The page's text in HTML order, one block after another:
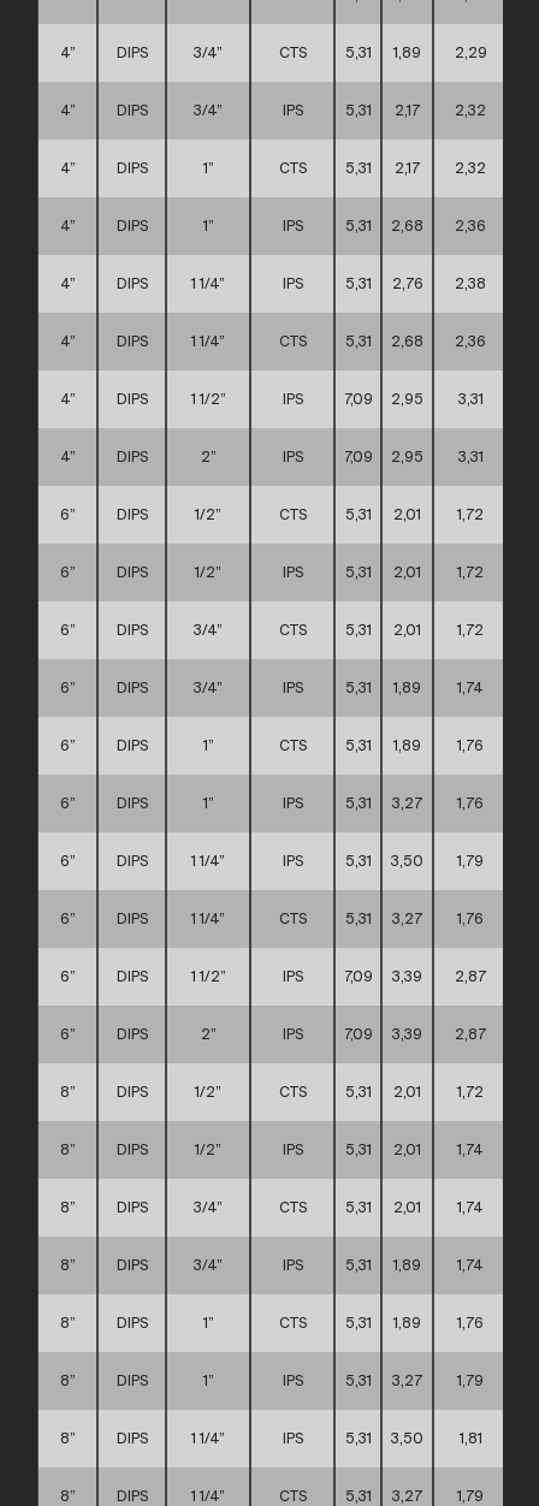
4” DIPS 3/4” CTS 5,31 1,89 2,29
4” DIPS 3/4” IPS 5,31 2,17 2,32
4” DIPS 1” CTS 5,31 2,17 2,32
4” DIPS 1” IPS 5,31 2,68 2,36
4” DIPS 1 1/4” IPS 5,31 2,76 2,38
4” DIPS 1 1/4” CTS 5,31 2,68 2,36
4” DIPS 1 1/2” IPS 7,09 2,95 3,31
4” DIPS 2” IPS 7,09 2,95 3,31
6” DIPS 1/2” CTS 5,31 2,01 1,72
6” DIPS 1/2” IPS 5,31 2,01 1,72
6” DIPS 3/4” CTS 5,31 2,01 1,72
6” DIPS 3/4” IPS 5,31 1,89 1,74
6” DIPS 1” CTS 5,31 1,89 1,76
6” DIPS 1” IPS 5,31 3,27 1,76
6” DIPS 1 1/4” IPS 5,31 3,50 1,79
6” DIPS 1 1/4” CTS 5,31 3,27 1,76
6” DIPS 1 1/2” IPS 7,09 3,39 2,87
6” DIPS 2” IPS 7,09 3,39 2,87
8” DIPS 1/2” CTS 5,31 2,01 1,72
8” DIPS 1/2” IPS 5,31 2,01 1,74
8” DIPS 3/4” CTS 5,31 2,01 1,74
8” DIPS 3/4” IPS 5,31 1,89 1,74
8” DIPS 1” CTS 5,31 1,89 1,76
8” DIPS 1” IPS 5,31 3,27 1,79
8” DIPS 1 1/4” IPS 5,31 3,50 1,81
8” DIPS 1 1/4” CTS 5,31 3,27 1,79